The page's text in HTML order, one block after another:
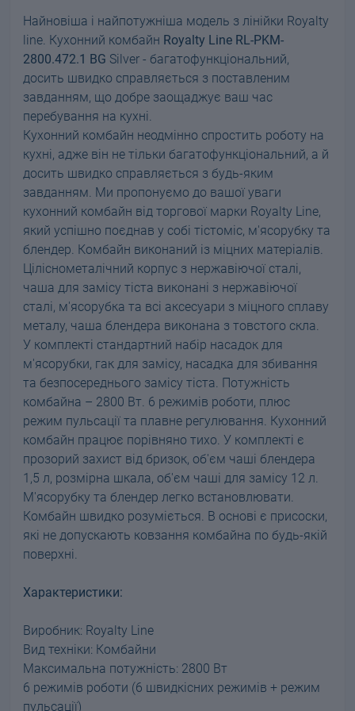
Найновіша і найпотужніша модель з лінійки Royalty
line. Кухонний комбайн Royalty Line RL-PKM-
2800.472.1 BG Silver - багатофункціональний,
досить швидко справляється з поставленим
завданням, що добре заощаджує ваш час
перебування на кухні.
Кухонний комбайн неодмінно спростить роботу на
кухні, адже він не тільки багатофункціональний, а й
досить швидко справляється з будь-яким
завданням. Ми пропонуємо до вашої уваги
кухонний комбайн від торгової марки Royalty Line,
який успішно поєднав у собі тістоміс, м'ясорубку та
блендер. Комбайн виконаний із міцних матеріалів.
Ціліснометалічний корпус з нержавіючої сталі,
чаша для замісу тіста виконані з нержавіючої
сталі, м'ясорубка та всі аксесуари з міцного сплаву
металу, чаша блендера виконана з товстого скла.
У комплекті стандартний набір насадок для
м'ясорубки, гак для замісу, насадка для збивання
та безпосереднього замісу тіста. Потужність
комбайна – 2800 Вт. 6 режимів роботи, плюс
режим пульсації та плавне регулювання. Кухонний
комбайн працює порівняно тихо. У комплекті є
прозорий захист від бризок, об'єм чаші блендера
1,5 л, розмірна шкала, об'єм чаші для замісу 12 л.
М'ясорубку та блендер легко встановлювати.
Комбайн швидко розуміється. В основі є присоски,
які не допускають ковзання комбайна по будь-якій
поверхні.
Характеристики:
Виробник: Royalty Line
Вид техніки: Комбайни
Максимальна потужність: 2800 Вт
6 режимів роботи (6 швидкісних режимів + режим
пульсації)